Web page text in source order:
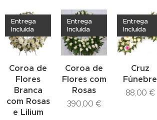
Coroa de
Flores
Branca
com Rosas
e Lilium
Entrega
Incluída
Coroa de
Flores com
Rosas
Entrega
Incluída
390,00 €
Cruz
Fúnebre
Entrega
Incluída
88,00 €